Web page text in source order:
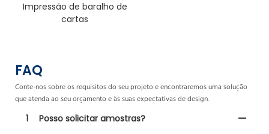
Impressão de baralho de
cartas
FAQ
Conte-nos sobre os requisitos do seu projeto e encontraremos uma solução
que atenda ao seu orçamento e às suas expectativas de design.
1
Posso solicitar amostras?